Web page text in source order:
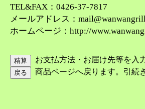
TEL&FAX：0426-37-7817
メールアドレス：
ホームページ：http://
お支払方法・お届け先等を入
商品ページへ戻ります。引続